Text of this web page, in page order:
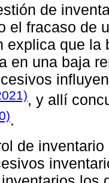
de
el fracaso de
explica que la
en una baja
, y allí
.
de